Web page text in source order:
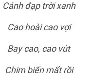
Cánh đạp trời xanh
Cao hoài cao vợi
Bay cao, cao vút
Chim biến mất rồi